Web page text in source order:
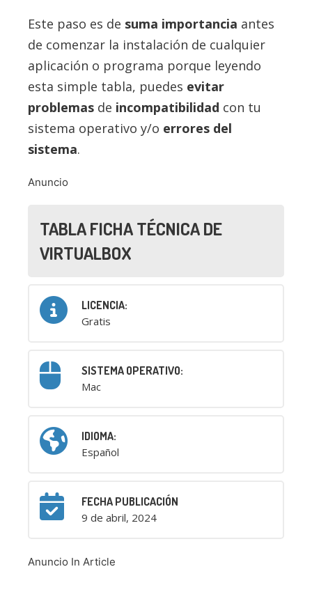
Este paso es de suma importancia antes
de comenzar la instalación de cualquier
aplicación o programa porque leyendo
esta simple tabla, puedes evitar
problemas de incompatibilidad con tu
sistema operativo y/o errores del
sistema.
Anuncio
TABLA FICHA TÉCNICA DE
VIRTUALBOX
LICENCIA:
Gratis
SISTEMA OPERATIVO:
Mac
IDIOMA:
Español
FECHA PUBLICACIÓN
9 de abril, 2024
Anuncio In Article